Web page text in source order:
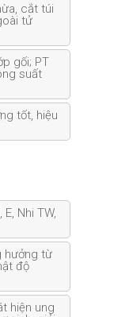
cắt túi
tử
gối; PT
suất
tốt, hiệu
Nhi TW,
hưởng từ
độ
hiện ung